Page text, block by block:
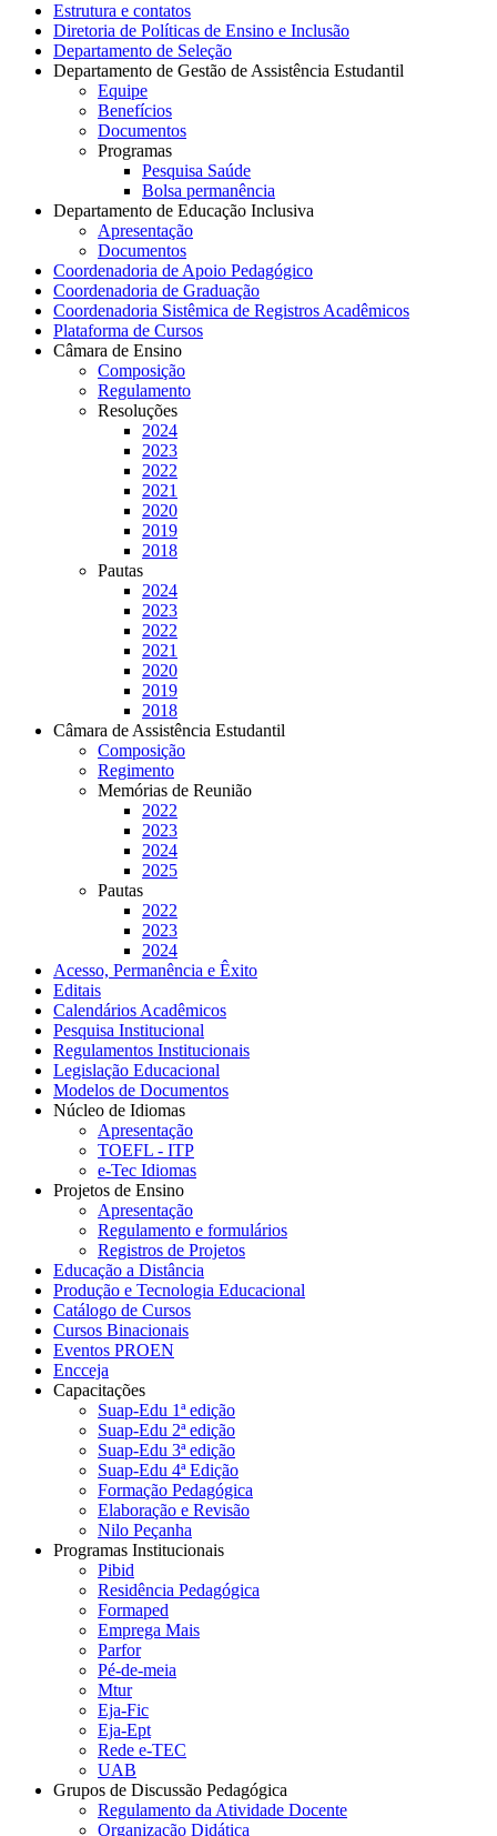
Estrutura e contatos
Diretoria de Políticas de Ensino e Inclusão
Departamento de Seleção
Departamento de Gestão de Assistência Estudantil
Equipe
Benefícios
Documentos
Programas
Pesquisa Saúde
Bolsa permanência
Departamento de Educação Inclusiva
Apresentação
Documentos
Coordenadoria de Apoio Pedagógico
Coordenadoria de Graduação
Coordenadoria Sistêmica de Registros Acadêmicos
Plataforma de Cursos
Câmara de Ensino
Composição
Regulamento
Resoluções
2024
2023
2022
2021
2020
2019
2018
Pautas
2024
2023
2022
2021
2020
2019
2018
Câmara de Assistência Estudantil
Composição
Regimento
Memórias de Reunião
2022
2023
2024
2025
Pautas
2022
2023
2024
Acesso, Permanência e Êxito
Editais
Calendários Acadêmicos
Pesquisa Institucional
Regulamentos Institucionais
Legislação Educacional
Modelos de Documentos
Núcleo de Idiomas
Apresentação
TOEFL - ITP
e-Tec Idiomas
Projetos de Ensino
Apresentação
Regulamento e formulários
Registros de Projetos
Educação a Distância
Produção e Tecnologia Educacional
Catálogo de Cursos
Cursos Binacionais
Eventos PROEN
Encceja
Capacitações
Suap-Edu 1ª edição
Suap-Edu 2ª edição
Suap-Edu 3ª edição
Suap-Edu 4ª Edição
Formação Pedagógica
Elaboração e Revisão
Nilo Peçanha
Programas Institucionais
Pibid
Residência Pedagógica
Formaped
Emprega Mais
Parfor
Pé-de-meia
Mtur
Eja-Fic
Eja-Ept
Rede e-TEC
UAB
Grupos de Discussão Pedagógica
Regulamento da Atividade Docente
Organização Didática